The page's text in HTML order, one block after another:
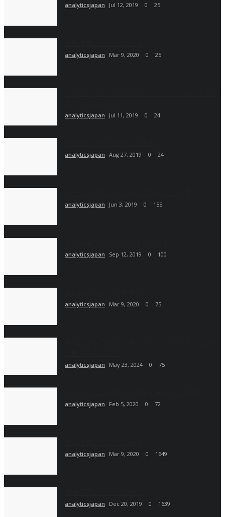
analyticsjapan Jul 12, 2019 0 25
analyticsjapan Mar 9, 2020 0 25
analyticsjapan Jul 11, 2019 0 24
analyticsjapan Aug 27, 2019 0 24
analyticsjapan Jun 3, 2019 0 155
analyticsjapan Sep 12, 2019 0 100
analyticsjapan Mar 9, 2020 0 75
analyticsjapan May 23, 2024 0 75
analyticsjapan Feb 5, 2020 0 72
analyticsjapan Mar 9, 2020 0 1649
analyticsjapan Dec 20, 2019 0 1639